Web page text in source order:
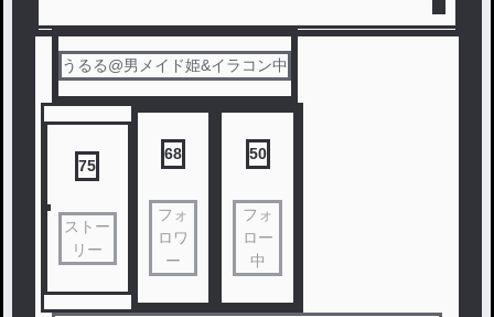
うるる@男メイド姫&イラコン中
75
ストー
リー
68
フォ
ロワ
ー
50
フォ
ロー
中